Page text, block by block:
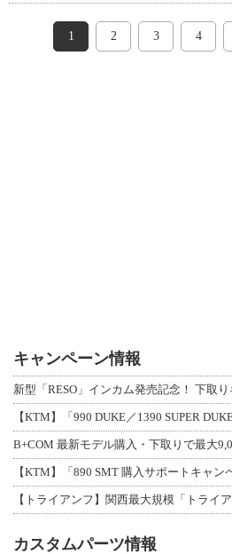
1 2 3 4
キャンペーン情報
【KTM】「990 DUKE／1390 SUPER
【KTM】「890 SMT 購入サポートキャ
カスタムパーツ情報